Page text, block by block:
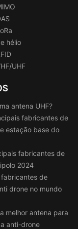
hélio
UHF
antena UHF?
fabricantes de
estação base do
fabricantes de
2024
fabricantes de
drone no mundo
melhor antena para
anti-drone